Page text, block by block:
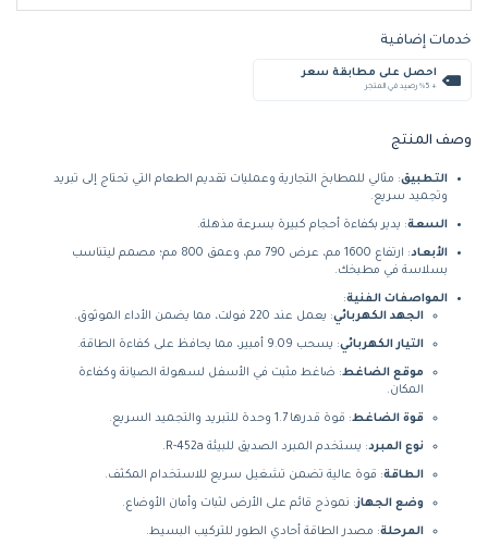
خدمات إضافية
احصل على مطابقة سعر
+ %5 رصيد في المتجر
وصف المنتج
التطبيق: مثالي للمطابخ التجارية وعمليات تقديم الطعام التي تحتاج إلى تبريد
وتجميد سريع.
السعة: يدير بكفاءة أحجام كبيرة بسرعة مذهلة.
الأبعاد
: ارتفاع 1600 مم، عرض 790 مم، وعمق 800 مم؛ مصمم ليتناسب
بسلاسة في مطبخك.
المواصفات الفنية:
الجهد الكهربائي: يعمل عند 220 فولت، مما يضمن الأداء الموثوق.
التيار الكهربائي: يسحب 9.09 أمبير، مما يحافظ على كفاءة الطاقة.
موقع الضاغط: ضاغط مثبت في الأسفل لسهولة الصيانة وكفاءة
المكان.
قوة الضاغط: قوة قدرها 1.7 وحدة للتبريد والتجميد السريع.
نوع المبرد: يستخدم المبرد الصديق للبيئة R-452a.
الطاقة: قوة عالية تضمن تشغيل سريع للاستخدام المكثف.
وضع الجهاز: نموذج قائم على الأرض لثبات وأمان الأوضاع.
المرحلة: مصدر الطاقة أحادي الطور للتركيب البسيط.